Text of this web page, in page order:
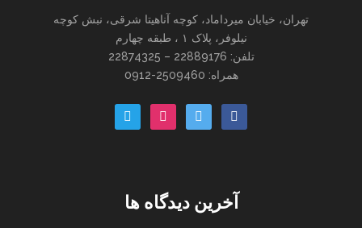
تهران، خیابان میرداماد، کوچه آناهیتا شرقی، نبش کوچه
نیلوفر، پلاک ۱ ، طبقه چهارم
تلفن: 22889176 – 22874325
همراه: 2509460-0912
facebook
twitter
instagram
paper-
plane-
آخرین دیدگاه ها